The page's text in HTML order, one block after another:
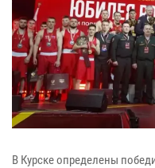
В Курске определены